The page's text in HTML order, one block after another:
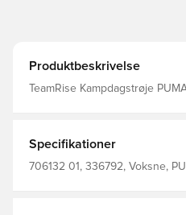
Produktbeskrivelse
TeamRise Kampdagstrøje
Specifikationer
706132 01, 336792, Voksne,